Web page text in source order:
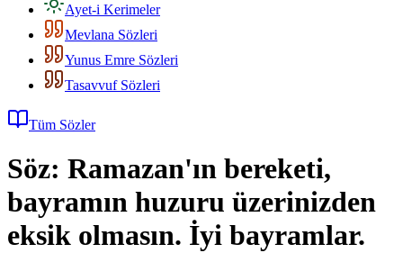
Ayet-i Kerimeler
Mevlana Sözleri
Yunus Emre Sözleri
Tasavvuf Sözleri
Tüm Sözler
Söz: Ramazan'ın bereketi,
bayramın huzuru üzerinizden
eksik olmasın. İyi bayramlar.